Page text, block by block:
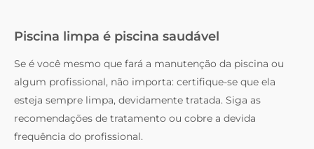
Piscina limpa é piscina saudável
Se é você mesmo que fará a manutenção da piscina ou
algum profissional, não importa: certifique-se que ela
esteja sempre limpa, devidamente tratada. Siga as
recomendações de tratamento ou cobre a devida
frequência do profissional.